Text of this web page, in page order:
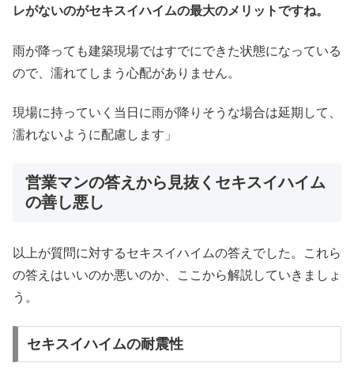
レがないのがセキスイハイムの最大のメリットですね。
雨が降っても建築現場ではすでにできた状態になっている
ので、濡れてしまう心配がありません。
現場に持っていく当日に雨が降りそうな場合は延期して、
濡れないように配慮します」
営業マンの答えから見抜くセキスイハイム
の善し悪し
以上が質問に対するセキスイハイムの答えでした。これら
の答えはいいのか悪いのか、ここから解説していきましょ
う。
セキスイハイムの耐震性